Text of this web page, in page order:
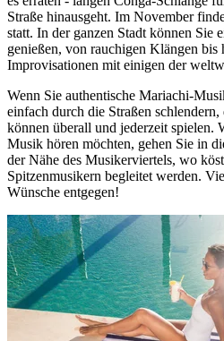
Straße hinausgeht. Im November
statt. In der ganzen Stadt können Sie
genießen, von rauchigen Klängen bis
Improvisationen mit einigen der
Wenn Sie authentische Mariachi-
einfach durch die Straßen
können überall und jederzeit spielen.
Musik hören möchten, gehen Sie in
der Nähe des Musikerviertels, wo
Spitzenmusikern begleitet werden.
Wünsche entgegen!